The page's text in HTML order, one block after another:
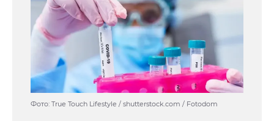
Фото: True Touch Lifestyle / shutterstock.com / Fotodom